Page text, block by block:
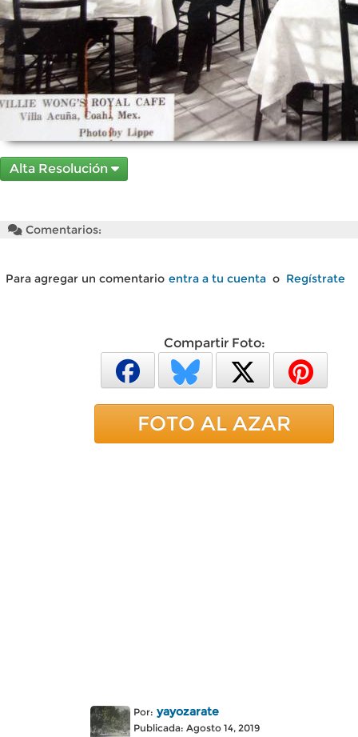
Alta Resolución
Comentarios:
Para agregar un comentario entra a tu cuenta o Regístrate
Compartir Foto:
FOTO AL AZAR
Por: yayozarate
Publicada: Agosto 14, 2019